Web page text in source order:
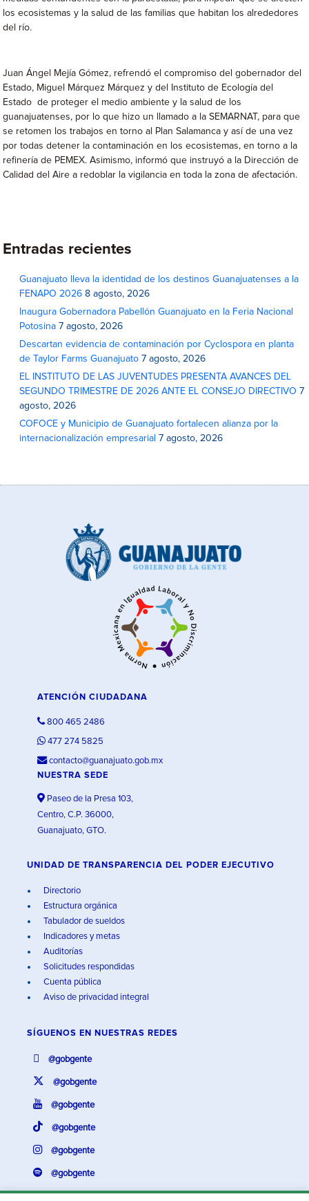
los ecosistemas y la salud de las familias que habitan los alrededores
del río.
Juan Ángel Mejía Gómez, refrendó el compromiso del gobernador del
Estado, Miguel Márquez Márquez y del Instituto de Ecología del
Estado de proteger el medio ambiente y la salud de los
guanajuatenses, por lo que hizo un llamado a la SEMARNAT, para que
se retomen los trabajos en torno al Plan Salamanca y así de una vez
por todas detener la contaminación en los ecosistemas, en torno a la
refinería de PEMEX. Asimismo, informó que instruyó a la Dirección de
Calidad del Aire a redoblar la vigilancia en toda la zona de afectación.
Entradas recientes
Guanajuato lleva la identidad de los destinos Guanajuatenses a la
FENAPO 2026 8 agosto, 2026
Inaugura Gobernadora Pabellón Guanajuato en la Feria Nacional
Potosina 7 agosto, 2026
Descartan evidencia de contaminación por Cyclospora en planta
de Taylor Farms Guanajuato 7 agosto, 2026
EL INSTITUTO DE LAS JUVENTUDES PRESENTA AVANCES DEL
SEGUNDO TRIMESTRE DE 2026 ANTE EL CONSEJO DIRECTIVO 7
agosto, 2026
COFOCE y Municipio de Guanajuato fortalecen alianza por la
internacionalización empresarial 7 agosto, 2026
ATENCIÓN CIUDADANA
800 465 2486
477 274 5825
contacto@guanajuato.gob.mx
NUESTRA SEDE
Paseo de la Presa 103,
Centro, C.P. 36000,
Guanajuato, GTO.
UNIDAD DE TRANSPARENCIA DEL PODER EJECUTIVO
Directorio
Estructura orgánica
Tabulador de sueldos
Indicadores y metas
Auditorías
Solicitudes respondidas
Cuenta pública
Aviso de privacidad integral
SÍGUENOS EN NUESTRAS REDES
@gobgente
@gobgente
@gobgente
@gobgente
@gobgente
@gobgente